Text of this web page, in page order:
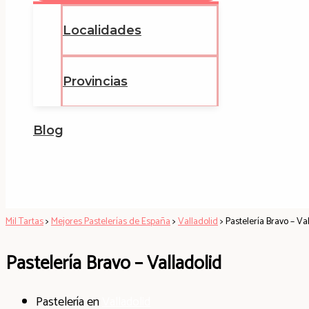
Localidades
Provincias
Blog
Mil Tartas>Mejores Pastelerías de España>Valladolid>Pastelería Bravo –
Pastelería Bravo – Valladolid
Pastelería en